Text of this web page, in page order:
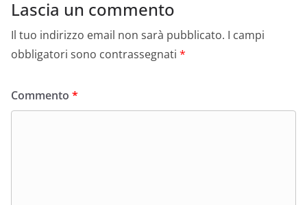
Lascia un commento
Il tuo indirizzo email non sarà pubblicato. I campi
obbligatori sono contrassegnati *
Commento *